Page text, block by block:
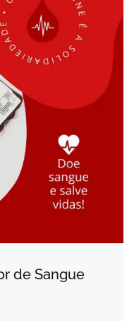
de Sangue